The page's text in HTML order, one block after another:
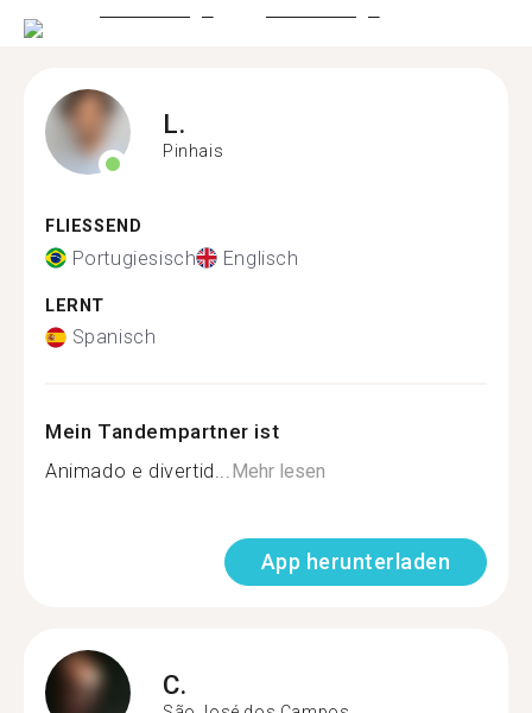
L.
Pinhais
FLIESSEND
Portugiesisch Englisch
LERNT
Spanisch
Mein Tandempartner ist
Animado e divertid...Mehr lesen
App herunterladen
C.